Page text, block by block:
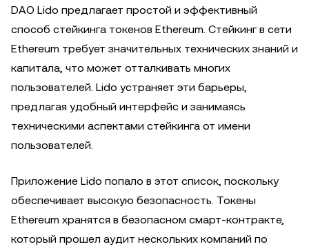
DAO Lido предлагает простой и эффективный
способ стейкинга токенов Ethereum. Стейкинг в сети
Ethereum требует значительных технических знаний и
капитала, что может отталкивать многих
пользователей. Lido устраняет эти барьеры,
предлагая удобный интерфейс и занимаясь
техническими аспектами стейкинга от имени
пользователей.
Приложение Lido попало в этот список, поскольку
обеспечивает высокую безопасность. Токены
Ethereum хранятся в безопасном смарт-контракте,
который прошел аудит нескольких компаний по